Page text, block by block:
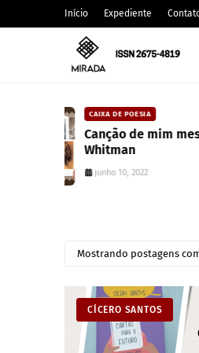
Início Expediente
Mostrando postagens
CÍCERO SANTOS